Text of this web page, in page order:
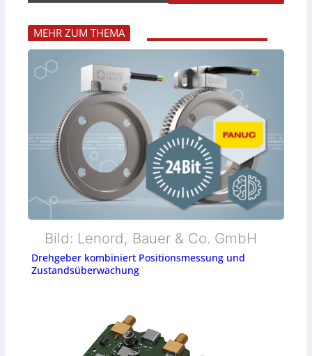
MEHR ZUM THEMA
Bild: Lenord, Bauer & Co. GmbH
Drehgeber kombiniert Positionsmessung und
Zustandsüberwachung